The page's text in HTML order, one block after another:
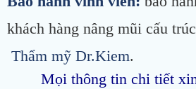
khách hàng nâng mũi cấu
Thẩm mỹ Dr.Kiem.
Mọi thông tin chi tiết